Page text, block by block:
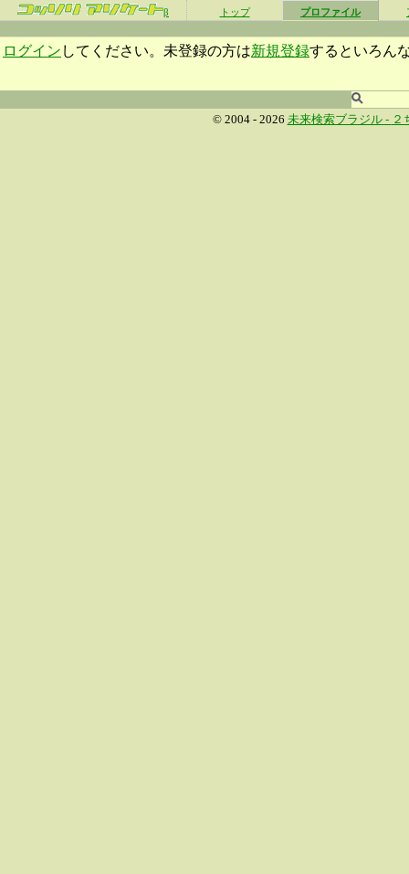
β トップ プロファイル
ログイン してください。未登録の方は新規登録するといろん
© 2004 - 2026 未来検索ブラジル - ２